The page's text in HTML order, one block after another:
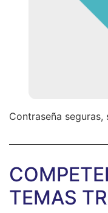
Contraseña
TEMAS